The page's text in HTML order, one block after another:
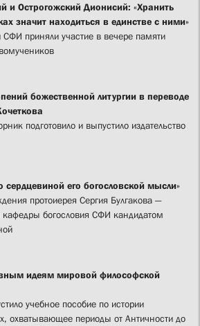
и Острогожский Дионисий: «Хранить
значит находиться в единстве с ними»
приняли участие в вечере памяти
божественной литургии в переводе
подготовило и выпустило издательство
сердцевиной его богословской мысли»
протоиерея Сергия Булгакова —
кафедры богословия СФИ кандидатом
идеям мировой философской
учебное пособие по истории
охватывающее периоды от Античности до